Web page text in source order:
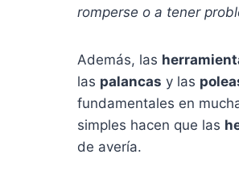
romperse o a tener
Además, las
las palancas y las
fundamentales en
simples hacen que las
de avería.